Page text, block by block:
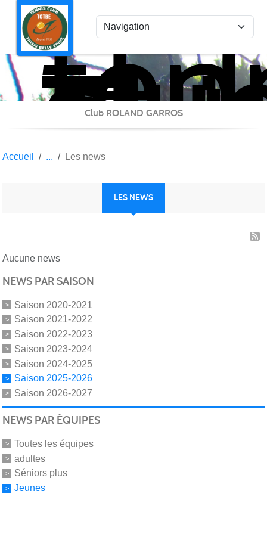
Club ROLAND GARROS
Accueil Les news
LES NEWS
Aucune news
NEWS PAR SAISON
Saison 2020-2021
Saison 2021-2022
Saison 2022-2023
Saison 2023-2024
Saison 2024-2025
Saison 2025-2026
Saison 2026-2027
NEWS PAR ÉQUIPES
Toutes les équipes
adultes
Séniors plus
Jeunes
Panneau de gestion des cookies